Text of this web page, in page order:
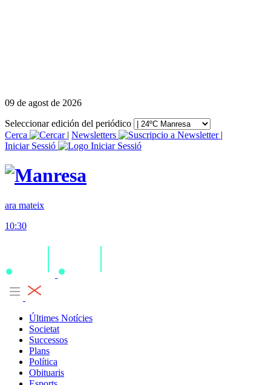
09 de agost de 2026
Seleccionar edición del periódico
Cerca
| Newsletters
|
Iniciar Sessió
ara mateix
10:30
Últimes Notícies
Societat
Successos
Plans
Política
Obituaris